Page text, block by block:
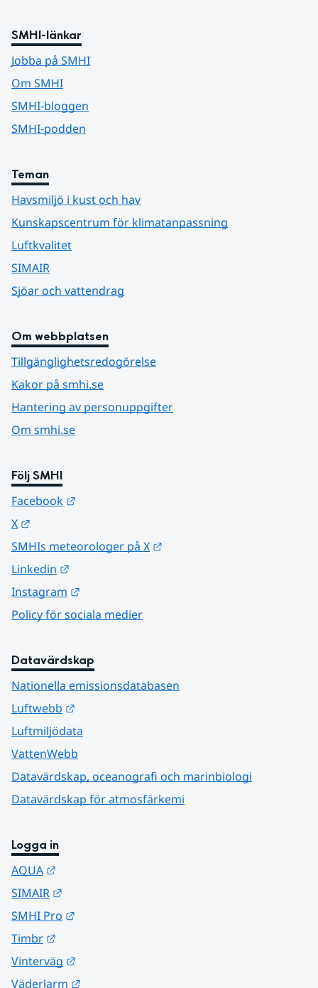
SMHI-länkar
Jobba på SMHI
Om SMHI
SMHI-bloggen
SMHI-podden
Teman
Havsmiljö i kust och hav
Kunskapscentrum för klimatanpassning
Luftkvalitet
SIMAIR
Sjöar och vattendrag
Om webbplatsen
Tillgänglighetsredogörelse
Kakor på smhi.se
Hantering av personuppgifter
Om smhi.se
Följ SMHI
Facebook
X
SMHIs meteorologer på X
Linkedin
Instagram
Policy för sociala medier
Datavärdskap
Nationella emissionsdatabasen
Luftwebb
Luftmiljödata
VattenWebb
Datavärdskap, oceanografi och marinbiologi
Datavärdskap för atmosfärkemi
Logga in
AQUA
SIMAIR
SMHI Pro
Timbr
Vinterväg
Väderlarm